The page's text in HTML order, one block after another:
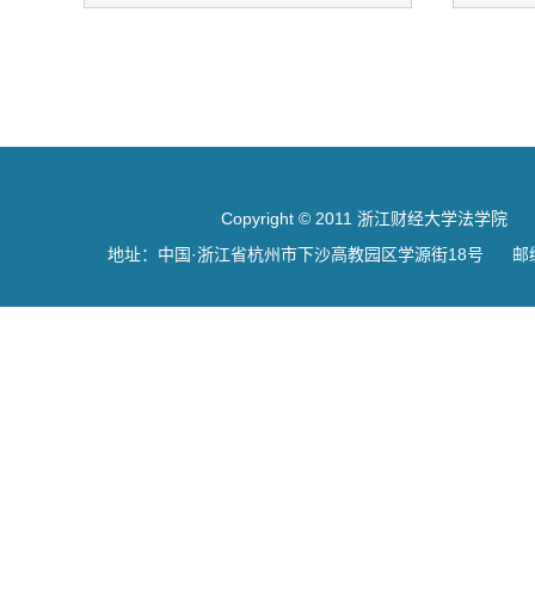
Copyright © 2011 浙江财经大学法学院
地址：中国·浙江省杭州市下沙高教园区学源街18号 邮